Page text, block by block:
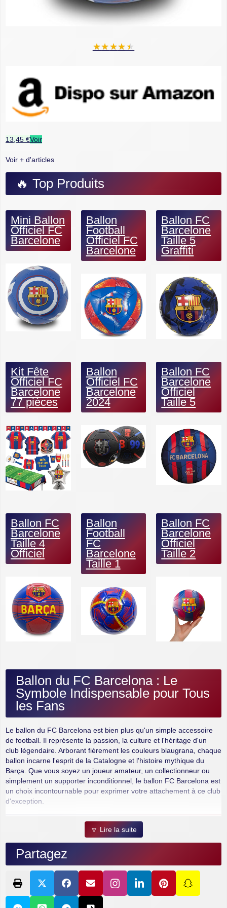
★★★★★
13,45 €Voir
Voir + d'articles
🔥 Top Produits
Mini Ballon
Officiel FC
Barcelone
Ballon
Football
Officiel FC
Barcelone
Ballon FC
Barcelone
Taille 5
Graffiti
Kit Fête
Officiel FC
Barcelone
77 pièces
Ballon
Officiel FC
Barcelone
2024
Ballon FC
Barcelone
Officiel
Taille 5
Ballon FC
Barcelone
Taille 4
Officiel
Ballon
Football
FC
Barcelone
Taille 1
Ballon FC
Barcelone
Officiel
Taille 2
Ballon du FC Barcelona : Le
Symbole Indispensable pour Tous
les Fans
Le ballon du FC Barcelona est bien plus qu'un simple accessoire
de football. Il représente la passion, la culture et l'héritage d'un
club légendaire. Arborant fièrement les couleurs blaugrana, chaque
ballon incarne l'esprit de la Catalogne et l'histoire mythique du
Barça. Que vous soyez un joueur amateur, un collectionneur ou
simplement un supporter inconditionnel, le ballon FC Barcelona est
un choix incontournable pour exprimer votre attachement à ce club
d'exception.
Pourquoi Choisir un Ballon du FC
Design iconique :
immédiatement reconnaissables.
Haut niveau de qualité :
Les ballons sous licence bénéficient
de matériaux durables et d'une finition soignée.
Valeur sentimentale :
Posséder un ballon du Barça, c'est
🔽 Lire la suite
Partagez